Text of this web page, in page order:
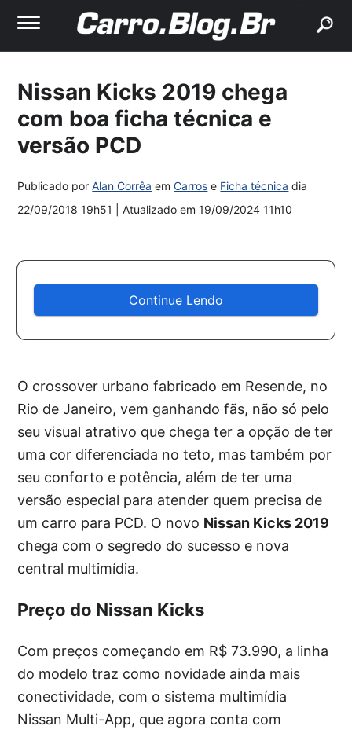
Nissan Kicks 2019 chega
com boa ficha técnica e
versão PCD
Publicado porAlan Corrêa emCarros e Ficha técnica dia
22/09/2018 19h51
| Atualizado em19/09/2024 11h10
Continue Lendo
O crossover urbano fabricado em Resende, no
Rio de Janeiro, vem ganhando fãs, não só pelo
seu visual atrativo que chega ter a opção de ter
uma cor diferenciada no teto, mas também por
seu conforto e potência, além de ter uma
versão especial para atender quem precisa de
um carro para PCD. O novo Nissan Kicks 2019
chega com o segredo do sucesso e nova
central multimídia.
Preço do Nissan Kicks
Com preços começando em R$ 73.990, a linha
do modelo traz como novidade ainda mais
conectividade, com o sistema multimídia
Nissan Multi-App, que agora conta com